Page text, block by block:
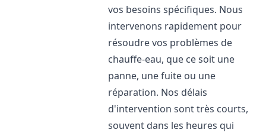
vos besoins spécifiques. Nous
intervenons rapidement pour
résoudre vos problèmes de
chauffe-eau, que ce soit une
panne, une fuite ou une
réparation. Nos délais
d'intervention sont très courts,
souvent dans les heures qui